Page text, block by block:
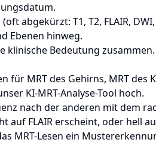
abgekürzt: T1, T2, FLAIR, DWI,
Ebenen hinweg.
klinische Bedeutung zusammen.
für MRT des Gehirns, MRT des
KI-MRT-Analyse-Tool hoch.
nach der anderen mit dem
auf FLAIR erscheint, oder hell
MRT-Lesen ein